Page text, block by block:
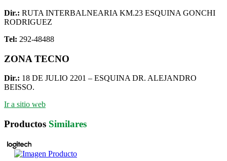
Dir.: RUTA INTERBALNEARIA KM.23 ESQUINA GONCHI
RODRIGUEZ
Tel: 292-48488
ZONA TECNO
Dir.: 18 DE JULIO 2201 – ESQUINA DR. ALEJANDRO
BEISSO.
Ir a sitio web
Productos Similares